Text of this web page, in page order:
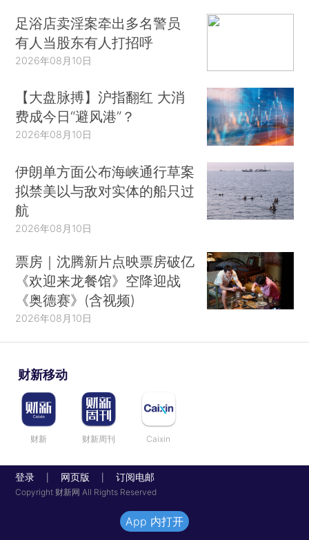
足浴店卖淫案牵出多名警员
有人当股东有人打招呼
2026年08月10日
【大盘脉搏】沪指翻红 大消
费成今日“避风港”？
2026年08月10日
伊朗单方面公布海峡通行草案
拟禁美以与敌对实体的船只过
航
2026年08月10日
票房｜沈腾新片点映票房破亿
《欢迎来龙餐馆》空降迎战
《奥德赛》(含视频)
2026年08月10日
财新移动
财新 财新周刊 Caixin
登录 网页版 订阅电邮
Copyright 财新网 All Rights Reserved
App 内打开